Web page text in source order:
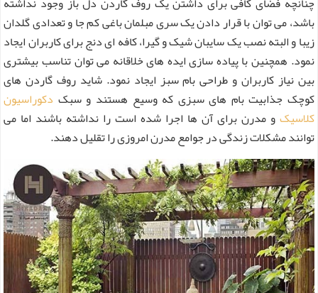
باشد، می توان با قرار دادن یک سری مبلمان باغی کم جا و تعدادی گلدان
زیبا و البته نصب یک سایبان شیک و گیرا، کافه ای دنج برای کاربران ایجاد
نمود. همچنین با پیاده سازی ایده های خلاقانه می توان تناسب بیشتری
بین نیاز کاربران و طراحی بام سبز ایجاد نمود. شاید روف گاردن های
کوچک جذابیت بام های سبزی که وسیع هستند و سبک دکوراسیون
کلاسیکو مدرن برای آن ها اجرا شده است را نداشته باشند اما می
توانند مشکلات زندگی در جوامع مدرن امروزی را تقلیل دهند.